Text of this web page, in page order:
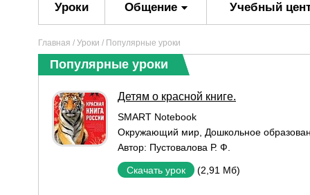
Уроки Общение Учебный
Главная / Уроки / Популярные уроки
Популярные уроки
Детям о красной книге.
SMART Notebook
Окружающий мир Дошкольное
Автор: Пустовалова Р. Ф.
Скачать урок (2,91 Мб)